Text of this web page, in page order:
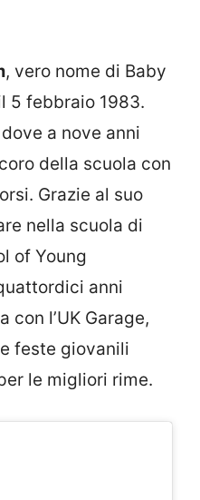
, vero nome di Baby
5 febbraio 1983.
a nove anni
della scuola con
Grazie al suo
nella scuola di
of Young
anni
con l’UK Garage,
feste giovanili
le migliori rime.